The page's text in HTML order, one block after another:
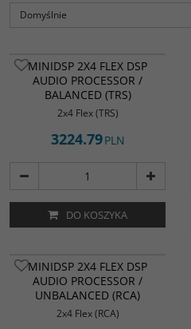
MINIDSP 2X4 FLEX DSP
AUDIO PROCESSOR /
BALANCED (TRS)
2x4 Flex (TRS)
3224.79PLN
DO KOSZYKA
MINIDSP 2X4 FLEX DSP
AUDIO PROCESSOR /
UNBALANCED (RCA)
2x4 Flex (RCA)